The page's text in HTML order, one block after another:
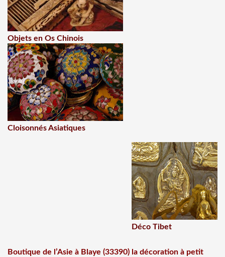
Objets en Os Chinois
Cloisonnés Asiatiques
Déco Tibet
Boutique de l’Asie à Blaye (33390) la décoration à petit